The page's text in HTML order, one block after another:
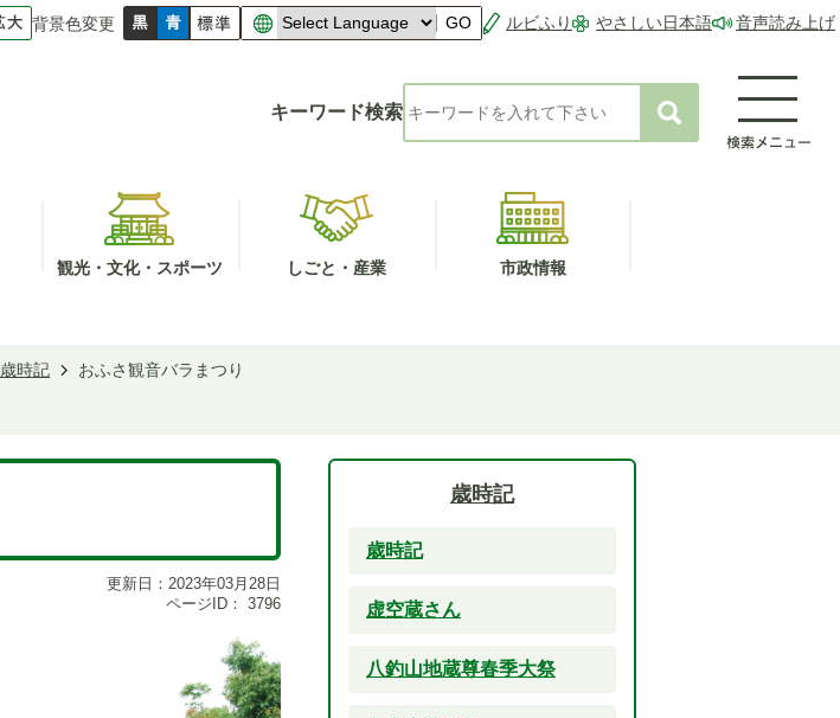
背景色変更 GO ルビふり やさしい日本語 音声読み上げ
キーワード検索
観光・文化・スポーツ しごと・産業 市政情報
歳時記 おふさ観音バラまつり
更新日：2023年03月28日
ページID： 3796
歳時記
歳時記
虚空蔵さん
八釣山地蔵尊春季大祭